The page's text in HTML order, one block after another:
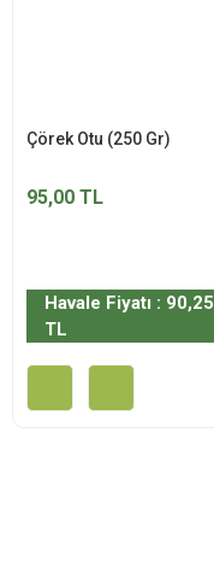
Çörek Otu (250 Gr)
95,00 TL
Havale Fiyatı : 90,25
TL